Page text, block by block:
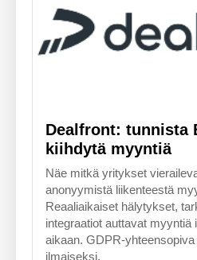
Dealfront: tunnista
kiihdytä myyntiä
Näe mitkä yritykset
anonyymistä liikenteestä
Reaaliaikaiset hälytykset,
integraatiot auttavat myyntiä
aikaan. GDPR-
ilmaiseksi.